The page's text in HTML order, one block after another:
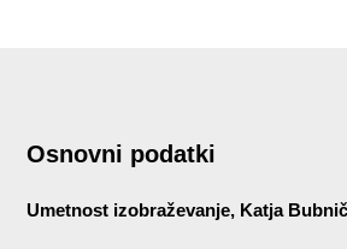
Osnovni podatki
Umetnost izobraževanje, Katja